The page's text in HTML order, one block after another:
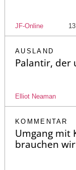
JF-Online 13
AUSLAND
Palantir, der
Elliot Neaman
KOMMENTAR
Umgang mit
brauchen